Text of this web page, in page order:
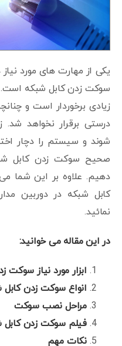
درباره ما
یکی از مهارت های مورد نیاز
سوکت زدن کابل شبکه
زیادی برخوردار است و
درستی برقرار نخواهد شد.
شوند و سیستم را دچار
صحیح سوکت زدن کابل
دهیم. علاوه بر این شما
کابل شبکه در دوربین
نمائید.
در این مقاله می خوانید:
ابزار مورد نیاز سوکت
انواع سوکت زدن کابل
مراحل نصب سوکت
فیلم سوکت زدن کابل
نکات مهم